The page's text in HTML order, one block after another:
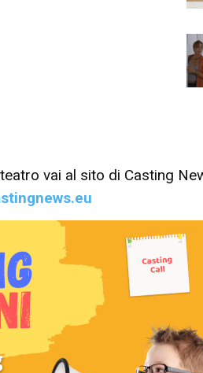
vai al sito di Casting